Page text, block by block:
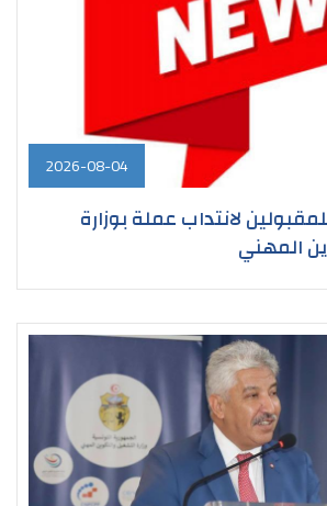
2026-08-04
لانتداب عملة بوزارة
المهني